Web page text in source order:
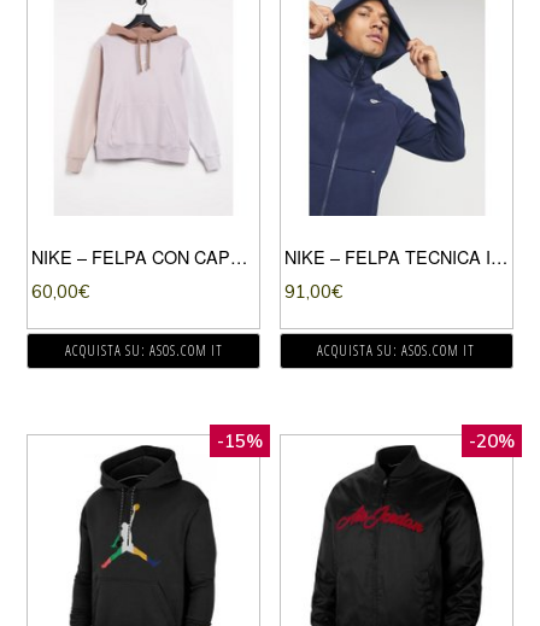
NIKE – FELPA CON CAPPUCCIO COLOR BLOCK NEUTRO CON LOGO METALLIZZATO-MULTICOLORE
60,00€
ACQUISTA SU: ASOS.COM IT
NIKE – FELPA TECNICA IN PILE CON ZIP E CAPPUCCIO BLU NAVY-NERO
91,00€
ACQUISTA SU: ASOS.COM IT
-15% -20%